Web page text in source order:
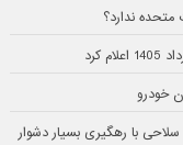
متحده ندارد؟